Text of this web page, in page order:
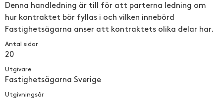
Denna handlednin­g är till för att parterna ledning om
hur kontraktet bör fyllas i och vilken innebörd
Fastighets­ägarna anser att kontraktet­s olika delar har.
Antal sidor
20
Utgivare
Fastighets­ägarna Sverige
Utgivningsår